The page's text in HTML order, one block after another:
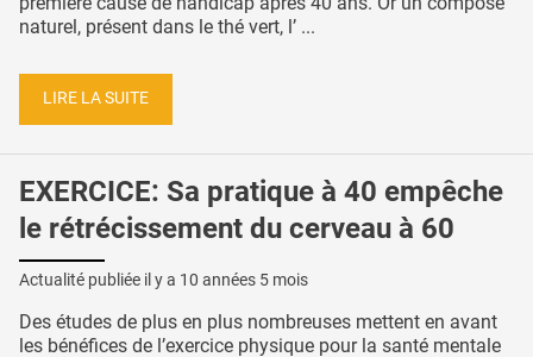
naturel, présent dans le thé vert, l’ ...
LIRE LA SUITE
EXERCICE: Sa pratique à 40 empêche
le rétrécissement du cerveau à 60
Actualité publiée il y a 10 années 5 mois
Des études de plus en plus nombreuses mettent en avant
les bénéfices de l’exercice physique pour la santé mentale